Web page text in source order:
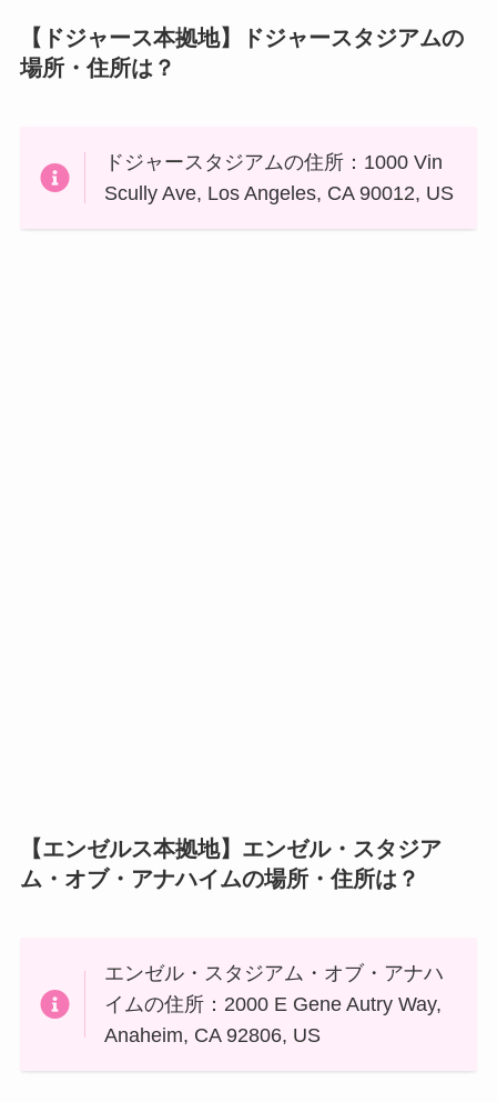
【ドジャース本拠地】ドジャースタジアムの
場所・住所は？
ドジャースタジアムの住所：1000 Vin
Scully Ave, Los Angeles, CA 90012, US
【エンゼルス本拠地】エンゼル・スタジア
ム・オブ・アナハイムの場所・住所は？
エンゼル・スタジアム・オブ・アナハ
イムの住所：2000 E Gene Autry Way,
Anaheim, CA 92806, US